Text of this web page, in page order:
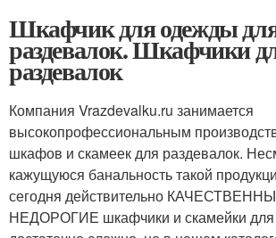
Шкафчик для одежды
раздевалок. Шкафчики
раздевалок
Компания Vrazdevalku.ru занимается
высокопрофессиональным
шкафов и скамеек для раздевалок.
кажущуюся банальность такой
сегодня действительно
НЕДОРОГИЕ шкафчики и скамейки для